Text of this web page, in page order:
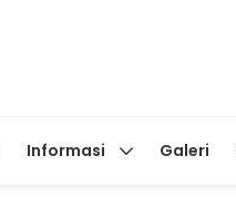
Informasi Galeri